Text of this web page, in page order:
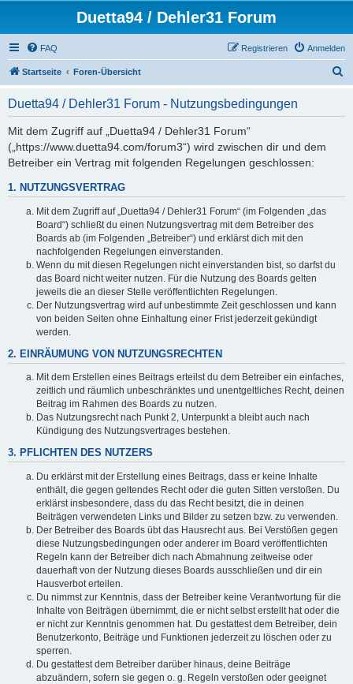
Duetta94 / Dehler31 Forum
FAQ Anmelden
Registrieren
Startseite Foren-Übersicht
Duetta94 / Dehler31 Forum - Nutzungsbedingungen
Mit dem Zugriff auf „Duetta94 / Dehler31 Forum“
(„https://www.duetta94.com/forum3“) wird zwischen dir und dem
Betreiber ein Vertrag mit folgenden Regelungen geschlossen:
1. NUTZUNGSVERTRAG
Mit dem Zugriff auf „Duetta94 / Dehler31 Forum“ (im Folgenden „das
Board“) schließt du einen Nutzungsvertrag mit dem Betreiber des
Boards ab (im Folgenden „Betreiber“) und erklärst dich mit den
nachfolgenden Regelungen einverstanden.
Wenn du mit diesen Regelungen nicht einverstanden bist, so darfst du
das Board nicht weiter nutzen. Für die Nutzung des Boards gelten
jeweils die an dieser Stelle veröffentlichten Regelungen.
Der Nutzungsvertrag wird auf unbestimmte Zeit geschlossen und kann
von beiden Seiten ohne Einhaltung einer Frist jederzeit gekündigt
werden.
2. EINRÄUMUNG VON NUTZUNGSRECHTEN
Mit dem Erstellen eines Beitrags erteilst du dem Betreiber ein einfaches,
zeitlich und räumlich unbeschränktes und unentgeltliches Recht, deinen
Beitrag im Rahmen des Boards zu nutzen.
Das Nutzungsrecht nach Punkt 2, Unterpunkt a bleibt auch nach
Kündigung des Nutzungsvertrages bestehen.
3. PFLICHTEN DES NUTZERS
Du erklärst mit der Erstellung eines Beitrags, dass er keine Inhalte
enthält, die gegen geltendes Recht oder die guten Sitten verstoßen. Du
erklärst insbesondere, dass du das Recht besitzt, die in deinen
Beiträgen verwendeten Links und Bilder zu setzen bzw. zu verwenden.
Der Betreiber des Boards übt das Hausrecht aus. Bei Verstößen gegen
diese Nutzungsbedingungen oder anderer im Board veröffentlichten
Regeln kann der Betreiber dich nach Abmahnung zeitweise oder
dauerhaft von der Nutzung dieses Boards ausschließen und dir ein
Hausverbot erteilen.
Du nimmst zur Kenntnis, dass der Betreiber keine Verantwortung für die
Inhalte von Beiträgen übernimmt, die er nicht selbst erstellt hat oder die
er nicht zur Kenntnis genommen hat. Du gestattest dem Betreiber, dein
Benutzerkonto, Beiträge und Funktionen jederzeit zu löschen oder zu
sperren.
Du gestattest dem Betreiber darüber hinaus, deine Beiträge
abzuändern, sofern sie gegen o. g. Regeln verstoßen oder geeignet